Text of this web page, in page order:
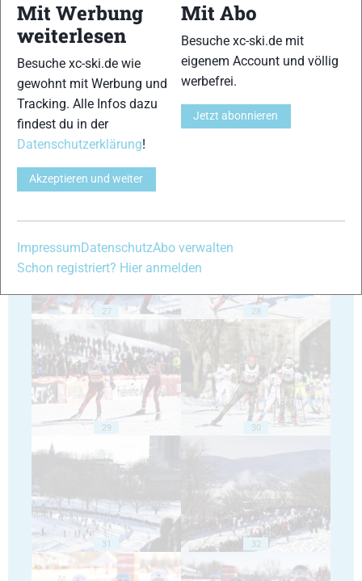
23
25
27 28
29 30
31 32
Mit Werbung
weiterlesen
Besuche xc-ski.de wie
gewohnt mit Werbung und
Tracking. Alle Infos dazu
findest du in der
Datenschutzerklärung!
Akzeptieren und weiter
Mit Abo
Besuche xc-ski.de mit
eigenem Account und völlig
werbefrei.
Jetzt abonnieren
Impressum DatenschutzAbo verwalten
Schon registriert? Hier anmelden